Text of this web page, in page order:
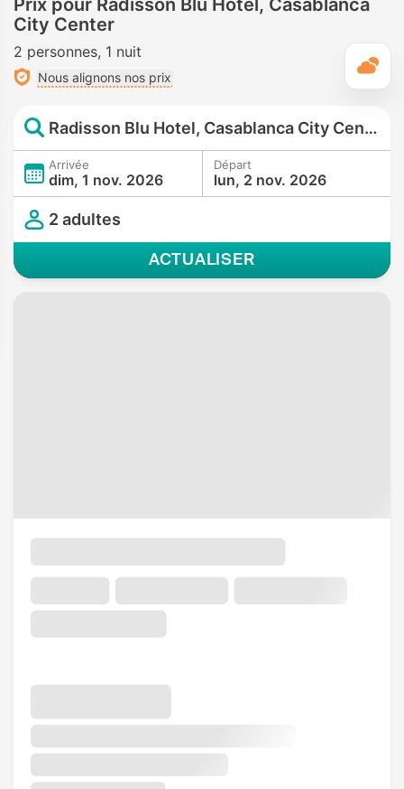
City Center
2 personnes 1 nuit
Nous alignons nos prix
Radisson Blu Hotel, Casablanca City Center
Arrivée
dim, 1 nov. 2026
Départ
lun, 2 nov. 2026
2 adultes
ACTUALISER